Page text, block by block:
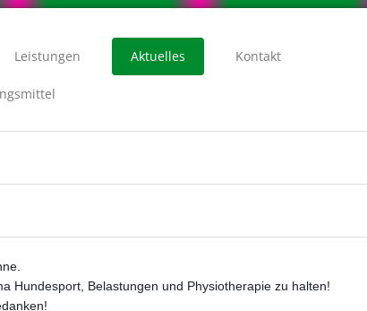
Leistungen Aktuelles Kontakt
Hundesport, Belastungen und Physiotherapie zu halten!